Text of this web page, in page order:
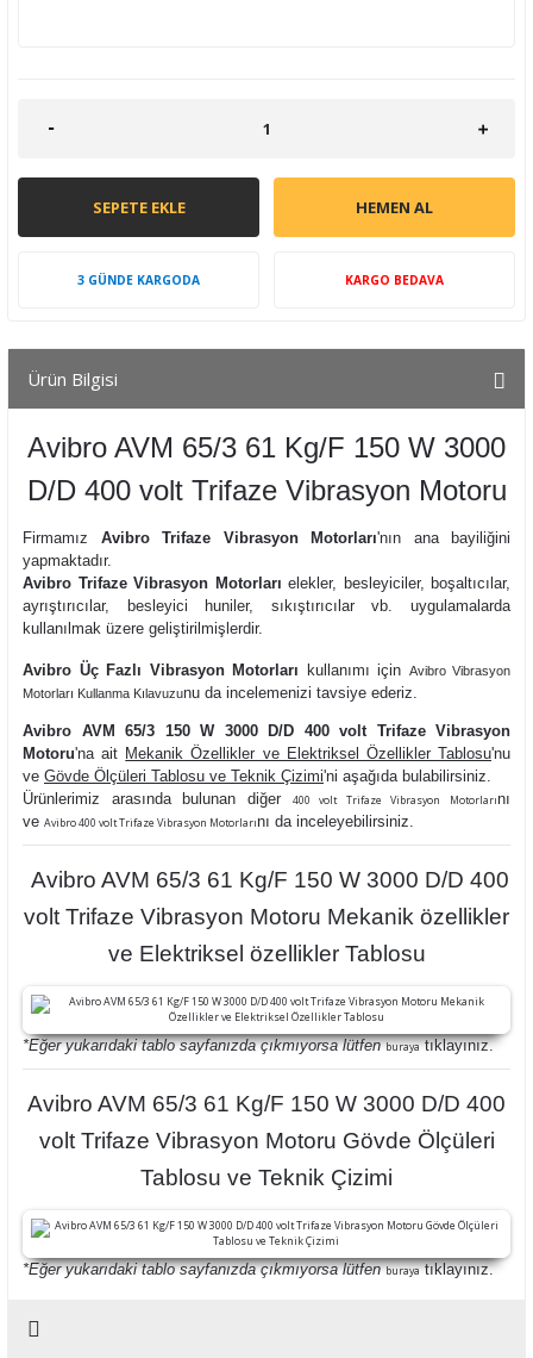
SEPETE EKLE HEMEN AL
3 GÜNDE KARGODA KARGO BEDAVA
Ürün Bilgisi
Avibro AVM 65/3 61 Kg/F 150 W 3000
D/D 400 volt Trifaze Vibrasyon Motoru
Firmamız Avibro Trifaze Vibrasyon Motorları'nın ana bayiliğini
yapmaktadır.
Avibro Trifaze Vibrasyon Motorları elekler, besleyiciler, boşaltıcılar,
ayrıştırıcılar, besleyici huniler, sıkıştırıcılar vb. uygulamalarda
kullanılmak üzere geliştirilmişlerdir.
Avibro Üç Fazlı Vibrasyon Motorları kullanımı için Avibro Vibrasyon
Motorları Kullanma Kılavuzunu da incelemenizi tavsiye ederiz.
Avibro AVM 65/3 150 W 3000 D/D 400 volt Trifaze Vibrasyon
Motoru'na ait Mekanik Özellikler ve Elektriksel Özellikler Tablosu'nu
ve Gövde Ölçüleri Tablosu ve Teknik Çizimi'ni aşağıda bulabilirsiniz.
Ürünlerimiz arasında bulunan diğer
400 volt Trifaze Vibrasyon Motorlarını
ve Avibro 400 volt Trifaze Vibrasyon Motorlarını da inceleyebilirsiniz.
Avibro AVM 65/3 61 Kg/F 150 W 3000 D/D 400
volt Trifaze Vibrasyon Motoru Mekanik özellikler
ve Elektriksel özellikler Tablosu
*Eğer yukarıdaki tablo sayfanızda çıkmıyorsa lütfenburayatıklayınız.
Avibro AVM 65/3 61 Kg/F 150 W 3000 D/D 400
volt Trifaze Vibrasyon Motoru Gövde Ölçüleri
Tablosu ve Teknik Çizimi
*Eğer yukarıdaki tablo sayfanızda çıkmıyorsa lütfenburayatıklayınız.